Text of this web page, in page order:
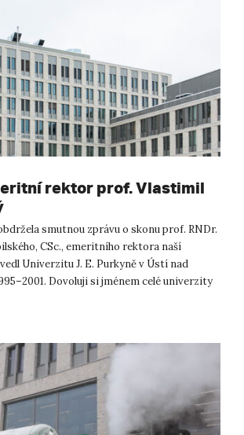
rektor prof. Vlastimil
smutnou zprávu o skonu prof. RNDr.
CSc., emeritního rektora naší
Univerzitu J. E. Purkyně v Ústí nad
Dovoluji si jménem celé univerzity